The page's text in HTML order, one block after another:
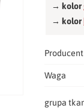
→ kolor
→ kolor
Producent
Waga
grupa